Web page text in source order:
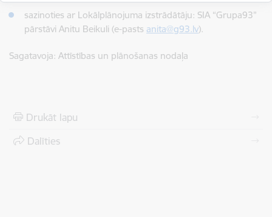
sazinoties ar Lokālplānojuma izstrādātāju: SIA “Grupa93”
pārstāvi Anitu Beikuli (e-pasts anita@g93.lv).
Sagatavoja: Attīstības un plānošanas nodaļa
Drukāt lapu
Dalīties